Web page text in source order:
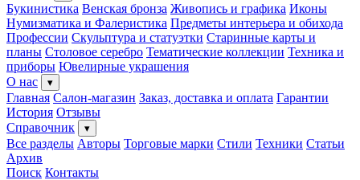
Букинистика Венская бронза Живопись и графика Иконы
Нумизматика и Фалеристика Предметы интерьера и обихода
Профессии Скульптура и статуэтки Старинные карты и
планы Столовое серебро Тематические коллекции Техника и
приборы Ювелирные украшения
О нас
▾
Главная Салон-магазин Заказ, доставка и оплата Гарантии
История Отзывы
Справочник
▾
Все разделы Авторы Торговые марки Стили Техники Статьи
Архив
Поиск Контакты